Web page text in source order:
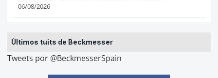
06/08/2026
Últimos tuits de Beckmesser
Tweets por @BeckmesserSpain